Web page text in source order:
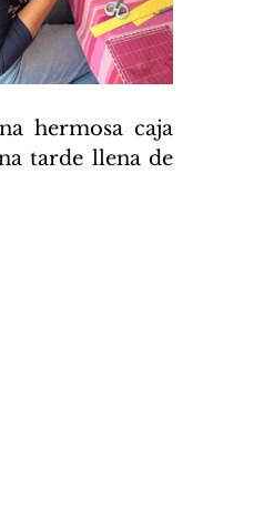
hermosa caja
tarde llena de